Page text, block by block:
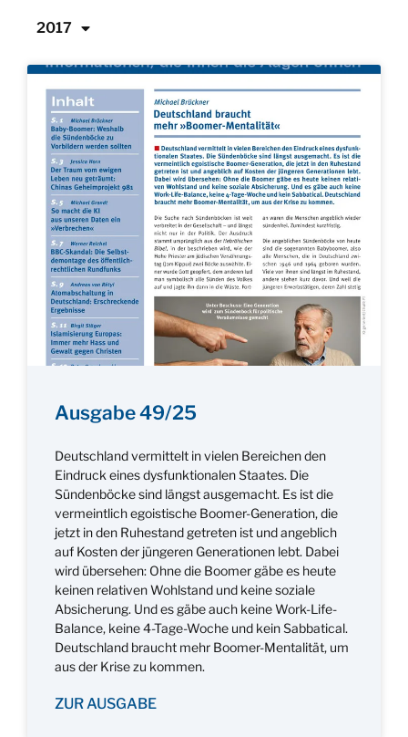
2017
Ausgabe 49/25
Deutschland vermittelt in vielen Bereichen den
Eindruck eines dysfunktionalen Staates. Die
Sündenböcke sind längst ausgemacht. Es ist die
vermeintlich egoistische Boomer-Generation, die
jetzt in den Ruhestand getreten ist und angeblich
auf Kosten der jüngeren Generationen lebt. Dabei
wird übersehen: Ohne die Boomer gäbe es heute
keinen relativen Wohlstand und keine soziale
Absicherung. Und es gäbe auch keine Work-Life-
Balance, keine 4-Tage-Woche und kein Sabbatical.
Deutschland braucht mehr Boomer-Mentalität, um
aus der Krise zu kommen.
ZUR AUSGABE